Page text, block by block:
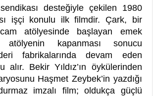
desteğiyle çekilen 1980
işçi konulu ilk filmdir. Çark, bir
atölyesinde başlayan emek
atölyenin kapanması sonucu
fabrikalarında devam eden
alır. Bekir Yıldız’ın öykülerinden
Haşmet Zeybek’in yazdığı
imzalı film; oldukça güçlü